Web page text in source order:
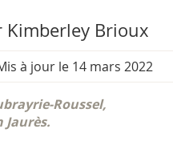
Kimberley Brioux
à jour le 14 mars 2022
Roussel,
Jaurès.